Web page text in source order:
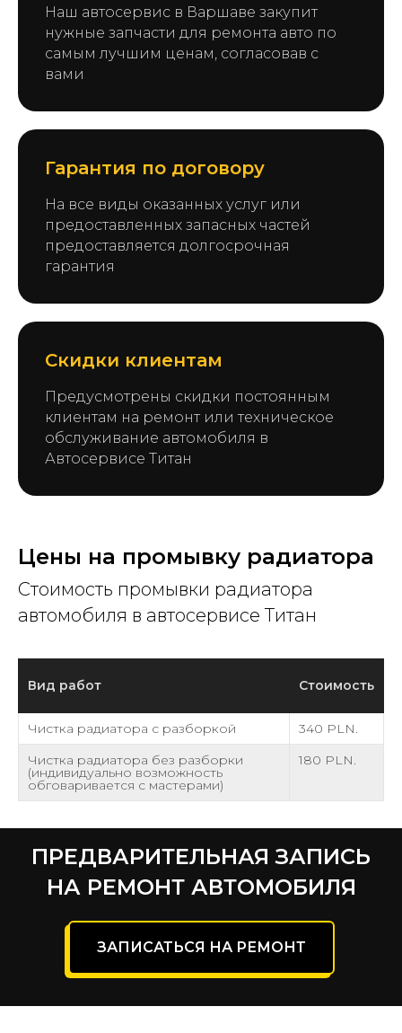
Наш автосервис в Варшаве закупит
нужные запчасти для ремонта авто по
самым лучшим ценам, согласовав с
вами
Гарантия по договору
На все виды оказанных услуг или
предоставленных запасных частей
предоставляется долгосрочная
гарантия
Скидки клиентам
Предусмотрены скидки постоянным
клиентам на ремонт или техническое
обслуживание автомобиля в
Автосервисе Титан
Цены на промывку радиатора
Стоимость промывки радиатора
автомобиля в автосервисе Титан
Вид работ Стоимость
Чистка радиатора с разборкой
340 PLN.
Чистка радиатора без разборки
(индивидуально возможность
обговаривается с мастерами)
180 PLN.
ПРЕДВАРИТЕЛЬНАЯ ЗАПИСЬ
НА РЕМОНТ АВТОМОБИЛЯ
ЗАПИСАТЬСЯ НА РЕМОНТ